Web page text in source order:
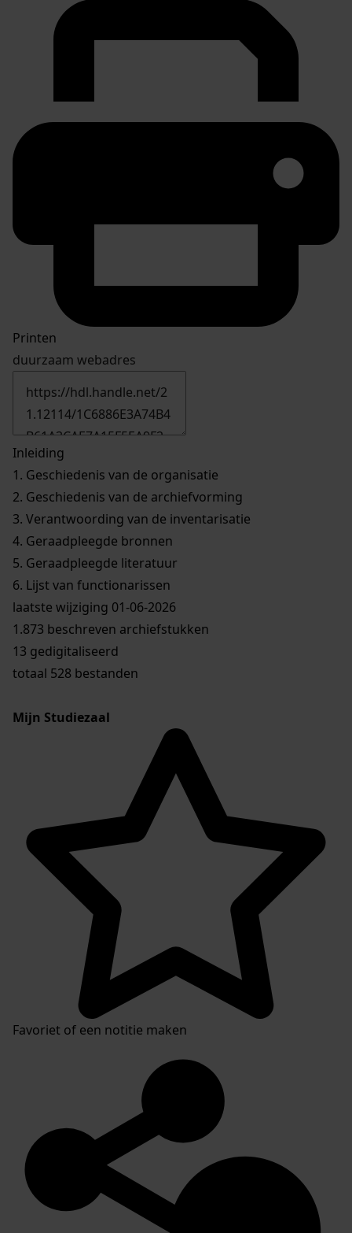
Printen
duurzaam webadres
Inleiding
1. Geschiedenis van de organisatie
2. Geschiedenis van de archiefvorming
3. Verantwoording van de inventarisatie
4. Geraadpleegde bronnen
5. Geraadpleegde literatuur
6. Lijst van functionarissen
laatste wijziging 01-06-2026
1.873 beschreven archiefstukken
13 gedigitaliseerd
totaal 528 bestanden
Mijn Studiezaal
Favoriet of een notitie maken